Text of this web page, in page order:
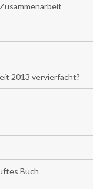
2013 vervierfacht?
Buch